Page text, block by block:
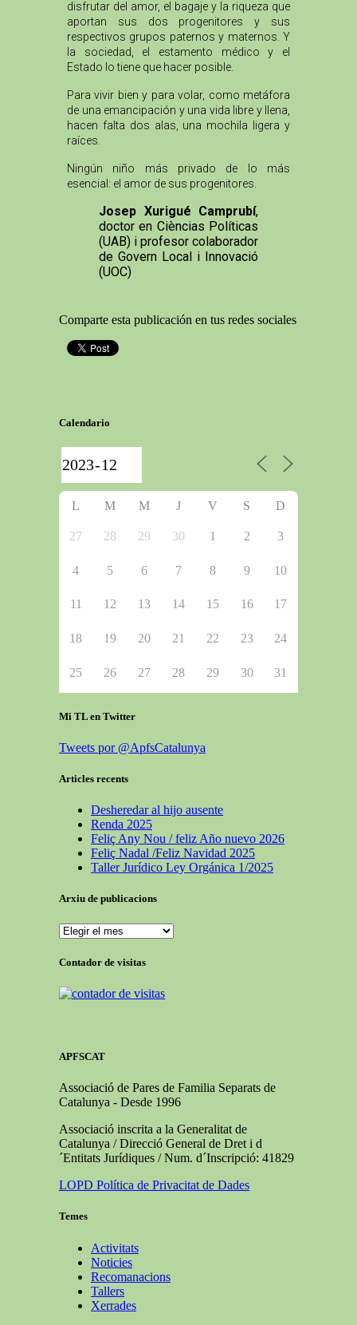
disfrutar del amor, el bagaje y la riqueza que
aportan sus dos progenitores y sus
respectivos grupos paternos y maternos. Y
la sociedad, el estamento médico y el
Estado lo tiene que hacer posible.
Para vivir bien y para volar, como metáfora
de una emancipación y una vida libre y llena,
hacen falta dos alas, una mochila ligera y
raíces.
Ningún niño más privado de lo más
esencial: el amor de sus progenitores.
Josep Xurigué Camprubí,
doctor en Cièncias Políticas
(UAB) i profesor colaborador
de Govern Local i Innovació
(UOC)
Comparte esta publicación en tus redes sociales
Calendario
L M M J V S D
27 28 29 30 1 2 3
4 5 6 7 8 9 10
11 12 13 14 15 16 17
18 19 20 21 22 23 24
25 26 27 28 29 30 31
Mi TL en Twitter
Tweets por @ApfsCatalunya
Articles recents
Desheredar al hijo ausente
Renda 2025
Feliç Any Nou / feliz Año nuevo 2026
Feliç Nadal /Feliz Navidad 2025
Taller Jurídico Ley Orgánica 1/2025
Arxiu de publicacions
Contador de visitas
APFSCAT
Associació de Pares de Familia Separats de
Catalunya - Desde 1996
Associació inscrita a la Generalitat de
Catalunya / Direcció General de Dret i d
´Entitats Jurídiques / Num. d´Inscripció: 41829
LOPD Política de Privacitat de Dades
Temes
Activitats
Noticies
Recomanacions
Tallers
Xerrades